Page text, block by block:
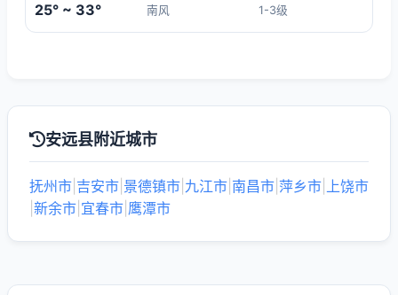
25° ~ 33° 南风 1-3级
安远县附近城市
抚州市 吉安市 景德镇市 九江市 南昌市 萍乡市 上饶市
新余市 宜春市 鹰潭市